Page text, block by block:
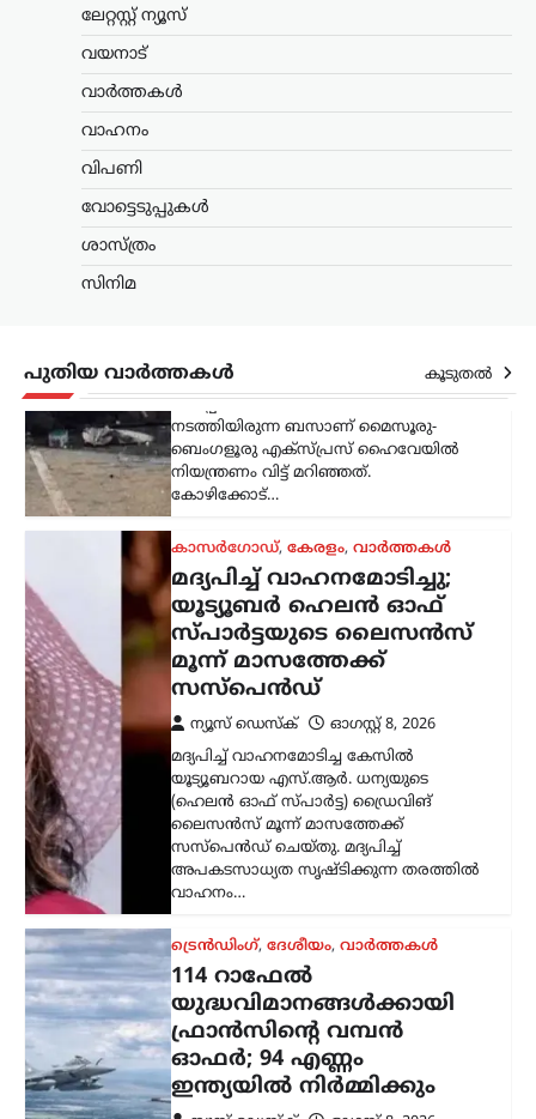
ലേറ്റസ്റ്റ് ന്യൂസ്
വയനാട്
വാർത്തകൾ
വാഹനം
വിപണി
വോട്ടെടുപ്പുകൾ
ശാസ്ത്രം
സിനിമ
പുതിയ വാർത്തകൾ കൂടുതൽ
ഡിപ്പോയിൽ നിന്ന് സർവീസ്
നടത്തിയിരുന്ന ബസാണ് മൈസൂരു-
നിയന്ത്രണം വിട്ട് മറിഞ്ഞത്.
കോഴിക്കോട്…
കാസർഗോഡ്,കേരളം,വാർത്തകൾ
മദ്യപിച്ച് വാഹനമോടിച്ചു;
യൂട്യൂബർ ഹെലൻ ഓഫ്
മൂന്ന് മാസത്തേക്ക്
മദ്യപിച്ച് വാഹനമോടിച്ച കേസിൽ
(ഹെലൻ ഓഫ് സ്പാർട്ട) ഡ്രൈവിങ്
ലൈസൻസ് മൂന്ന് മാസത്തേക്ക്
സസ്‌പെൻഡ് ചെയ്തു. മദ്യപിച്ച്
അപകടസാധ്യത സൃഷ്ടിക്കുന്ന തരത്തിൽ
വാഹനം…
ട്രെൻഡിംഗ്,ദേശീയം,വാർത്തകൾ
114 റാഫേൽ
യുദ്ധവിമാനങ്ങൾക്കായി
ഫ്രാൻസിന്റെ വമ്പൻ
ഓഫർ; 94 എണ്ണം
ഇന്ത്യയിൽ നിർമ്മിക്കും
ന്യൂസ് ഡെസ്ക്
ഓഗസ്റ്റ്‌ 8, 2026
ഇന്ത്യൻ വ്യോമസേനയുടെ ശക്തി
വർധിപ്പിക്കുന്നതിന് നിർണായകമായ
നീക്കമായി 114 റാഫേൽ
യുദ്ധവിമാനങ്ങൾ വാങ്ങാനുള്ള
പദ്ധതിയിൽ ഇന്ത്യയിൽ തന്നെ 94
വിമാനങ്ങൾ നിർമ്മിക്കാൻ ഫ്രാൻസ്
സന്നദ്ധത അറിയിച്ചു. ഇതുസംബന്ധിച്ച…
അന്താരാഷ്ട്രം,ട്രെൻഡിംഗ്,
ലേറ്റസ്റ്റ് ന്യൂസ്
ഇന്ത്യക്കും ചൈനക്കും
തിരിച്ചടി; റഷ്യൻ എണ്ണ
വാങ്ങുന്ന രാജ്യങ്ങൾക്ക്
100% വരെ തീരുവ;